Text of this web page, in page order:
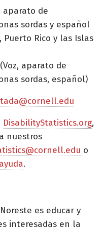
aparato de
sordas y español
Puerto Rico y las Islas
(Voz, aparato de
sordas, español)
DisabilityStatistics.org,
nuestros
o
.
es educar y
interesadas en la